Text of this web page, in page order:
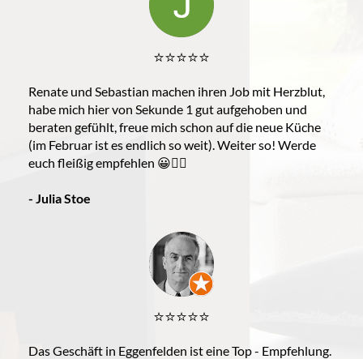
⭐️⭐️⭐️⭐️⭐️
Renate und Sebastian machen ihren Job mit Herzblut,
habe mich hier von Sekunde 1 gut aufgehoben und
beraten gefühlt, freue mich schon auf die neue Küche
(im Februar ist es endlich so weit). Weiter so! Werde
euch fleißig empfehlen 😀👍🏼
- Julia Stoe
⭐️⭐️⭐️⭐️⭐️
Das Geschäft in Eggenfelden ist eine Top - Empfehlung.